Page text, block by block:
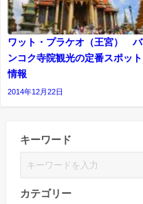
ワット・プラケオ（王宮） バ
ンコク寺院観光の定番スポット
情報
2014年12月22日
キーワード
カテゴリー